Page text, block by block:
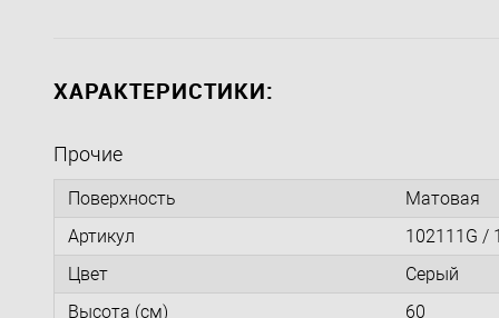
ХАРАКТЕРИСТИКИ:
Прочие
Поверхность
Матовая
Артикул
102111G /
Цвет
Серый
Высота (см)
60